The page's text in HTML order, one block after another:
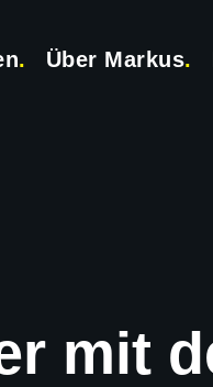
. Über Markus.
mit